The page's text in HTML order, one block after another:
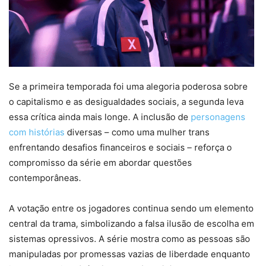
Se a primeira temporada foi uma alegoria poderosa sobre
o capitalismo e as desigualdades sociais, a segunda leva
essa crítica ainda mais longe. A inclusão de personagens
com histórias diversas – como uma mulher trans
enfrentando desafios financeiros e sociais – reforça o
compromisso da série em abordar questões
contemporâneas.
A votação entre os jogadores continua sendo um elemento
central da trama, simbolizando a falsa ilusão de escolha em
sistemas opressivos. A série mostra como as pessoas são
manipuladas por promessas vazias de liberdade enquanto